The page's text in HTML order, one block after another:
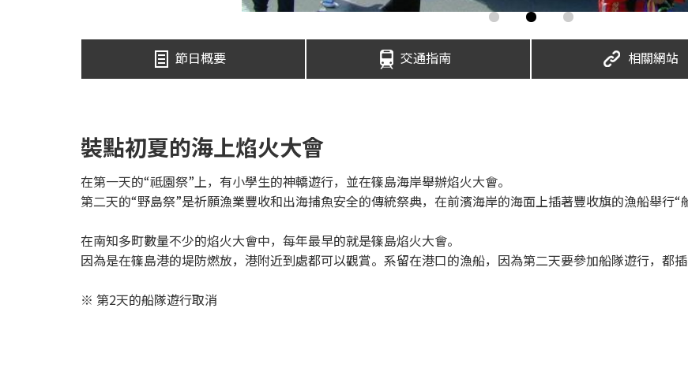
節日概要 交通指南 相關網站
裝點初夏的海上焰火大會
在第一天的“祗園祭”上，有小學生的神轎遊行，並在篠島海岸舉辦焰火大會。
第二天的“野島祭”是祈願漁業豐收和出海捕魚安全的傳統祭典，在前濱海岸的海面上插著豐收旗的漁船舉行“
在南知多町數量不少的焰火大會中，每年最早的就是篠島焰火大會。
因為是在篠島港的堤防燃放，港附近到處都可以觀賞。系留在港口的漁船，因為第二天要參加船隊遊行，都
※ 第2天的船隊遊行取消